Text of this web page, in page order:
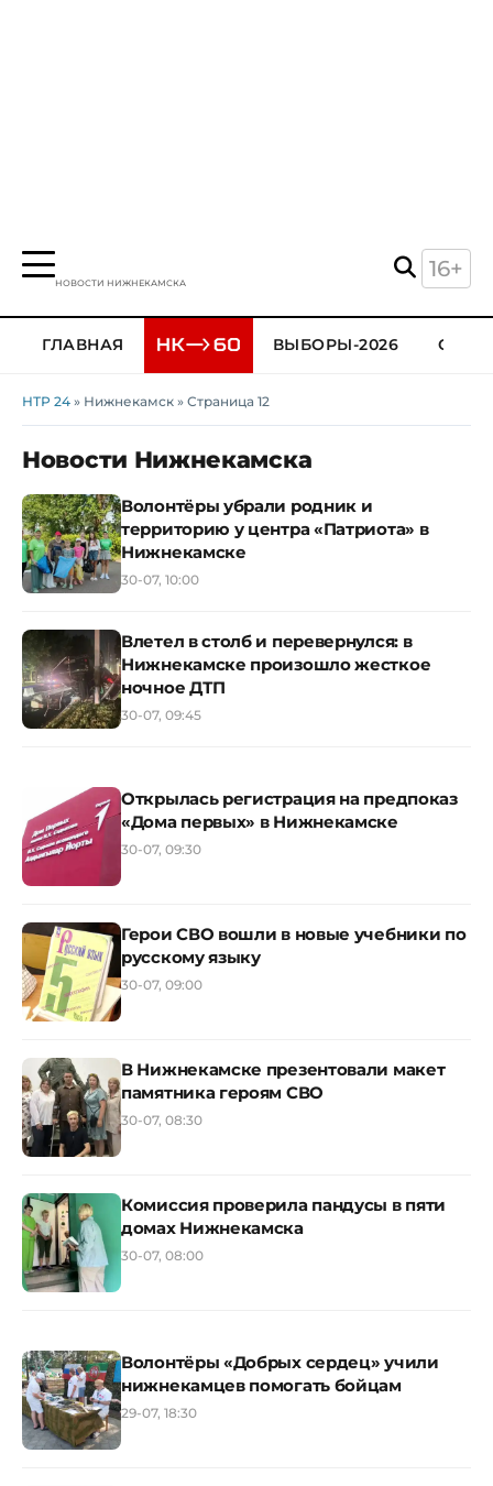
НОВОСТИ НИЖНЕКАМСКА
16+
ГЛАВНАЯ ВЫБОРЫ-2026
НТР 24 » Нижнекамск » Страница 12
Новости Нижнекамска
Волонтёры убрали родник и
территорию у центра «Патриота» в
Нижнекамске
30-07, 10:00
Влетел в столб и перевернулся: в
Нижнекамске произошло жесткое
ночное ДТП
30-07, 09:45
Открылась регистрация на предпоказ
«Дома первых» в Нижнекамске
30-07, 09:30
Герои СВО вошли в новые учебники по
русскому языку
30-07, 09:00
В Нижнекамске презентовали макет
памятника героям СВО
30-07, 08:30
Комиссия проверила пандусы в пяти
домах Нижнекамска
30-07, 08:00
Волонтёры «Добрых сердец» учили
нижнекамцев помогать бойцам
29-07, 18:30